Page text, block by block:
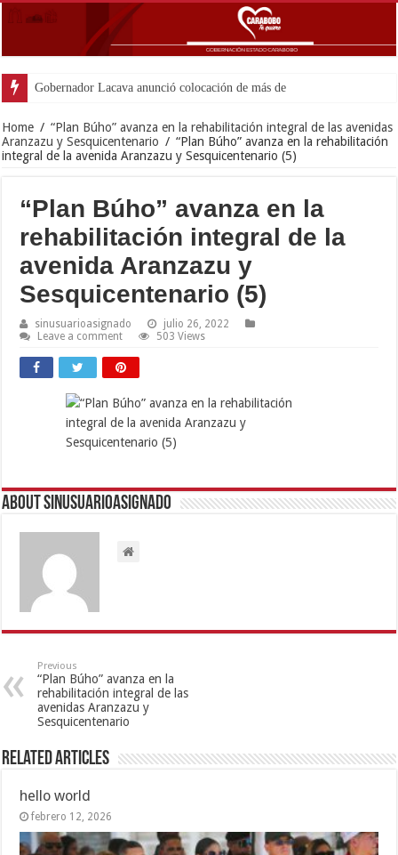
Gobernador Lacava anunció colocación de más de mil 500 tonela
Home / “Plan Búho” avanza en la rehabilitación integral de las avenidas
Aranzazu y Sesquicentenario / “Plan Búho” avanza en la rehabilitación
integral de la avenida Aranzazu y Sesquicentenario (5)
“Plan Búho” avanza en la
rehabilitación integral de la
avenida Aranzazu y
Sesquicentenario (5)
sinusuarioasignado
julio 26, 2022
Leave a comment
503 Views
About sinusuarioasignado
Previous
“Plan Búho” avanza en la
rehabilitación integral de las
avenidas Aranzazu y
Sesquicentenario
Related Articles
hello world
febrero 12, 2026